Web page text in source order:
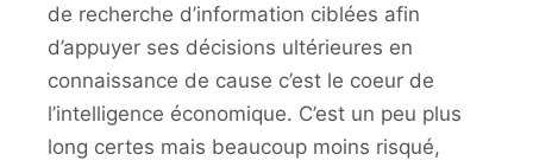
de recherche d’information ciblées afin
d’appuyer ses décisions ultérieures en
connaissance de cause c’est le coeur de
l’intelligence économique. C’est un peu plus
long certes mais beaucoup moins risqué,